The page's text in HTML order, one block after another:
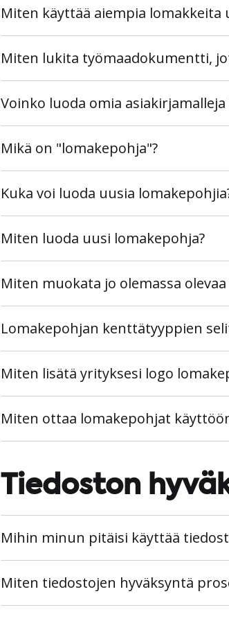
Miten käyttää aiempia lomakkeita
Miten lukita työmaadokumentti,
Voinko luoda omia
Mikä on "lomakepohja"?
Kuka voi luoda uusia
Miten luoda uusi lomakepohja?
Miten muokata jo olemassa
Lomakepohjan kenttätyyppien
Miten lisätä yrityksesi logo
Miten ottaa lomakepohjat
Tiedoston
Mihin minun pitäisi käyttää
Miten tiedostojen hyväksyntä